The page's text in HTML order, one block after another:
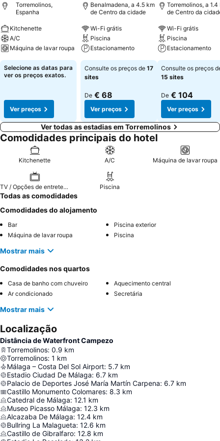
Torremolinos,
Espanha
Kitchenette
A/C
Máquina de lavar roupa
Selecione as datas para
ver os preços exatos.
Ver preços
Benalmadena, a 4.5 km
de Centro da cidade
Wi-Fi grátis
Piscina
Estacionamento
Consulte os preços de 17
sites
De € 68
Ver preços
Torremolinos, a 1.4
de Centro da
Wi-Fi grátis
Piscina
Estacionamento
Consulte os preços
15 sites
De € 104
Ver preços
Ver todas as estadias em Torremolinos
Comodidades principais do hotel
Kitchenette A/C Máquina de lavar roupa
TV / Opções de entretenimento Piscina
Todas as comodidades
Comodidades do alojamento
Bar
Piscina exterior
Máquina de lavar roupa
Piscina
Mostrar mais
Comodidades nos quartos
Casa de banho com chuveiro
Aquecimento central
Ar condicionado
Secretária
Mostrar mais
Localização
Distância de Waterfront Campezo
Torremolinos: 0.9 km
Torremolinos: 1 km
Málaga – Costa Del Sol Airport: 5.7 km
Estadio Ciudad De Málaga: 6.7 km
Palacio de Deportes José María Martín Carpena: 6.7 km
Castillo Monumento Colomares: 8.3 km
Catedral de Málaga: 12.1 km
Museo Picasso Málaga: 12.3 km
Alcazaba De Málaga: 12.4 km
Bullring La Malagueta: 12.6 km
Castillo de Gibralfaro: 12.8 km